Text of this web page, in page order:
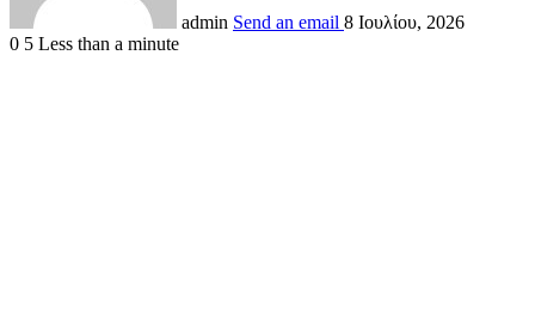
admin Send an email 8 Ιουλίου, 2026
0 5 Less than a minute